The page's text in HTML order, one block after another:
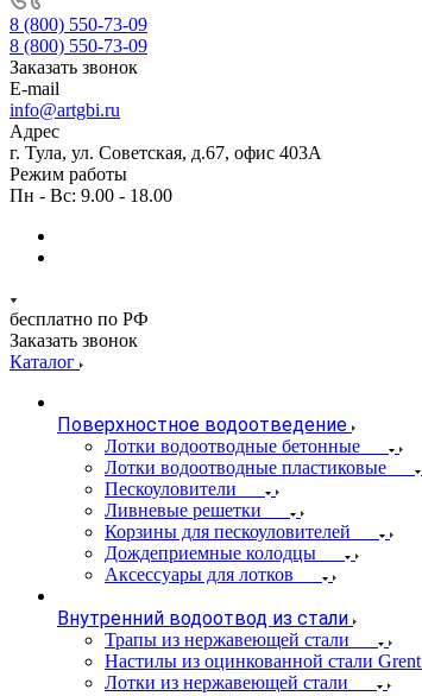
8 (800) 550-73-09
8 (800) 550-73-09
Заказать звонок
E-mail
info@artgbi.ru
Адрес
г. Тула, ул. Советская, д.67, офис 403А
Режим работы
Пн - Вс: 9.00 - 18.00
бесплатно по РФ
Заказать звонок
Каталог
Поверхностное водоотведение
Лотки водоотводные бетонные
Лотки водоотводные пластиковые
Пескоуловители
Ливневые решетки
Корзины для пескоуловителей
Дождеприемные колодцы
Аксессуары для лотков
Внутренний водоотвод из стали
Трапы из нержавеющей стали
Настилы из оцинкованной стали Grent
Лотки из нержавеющей стали